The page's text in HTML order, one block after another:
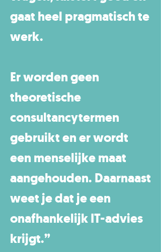
gaat heel pragmatisch te
werk.
Er worden geen
theoretische
consultancytermen
gebruikt en er wordt
een menselijke maat
aangehouden. Daarnaast
weet je dat je een
onafhankelijk IT-advies
krijgt.”